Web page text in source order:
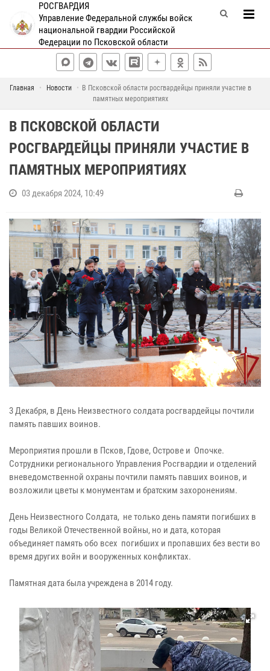
РОСГВАРДИЯ
Управление Федеральной службы войск
национальной гвардии Российской
Федерации по Псковской области
Главная Новости
В Псковской области росгвардейцы приняли участие в
памятных мероприятиях
В ПСКОВСКОЙ ОБЛАСТИ
РОСГВАРДЕЙЦЫ ПРИНЯЛИ УЧАСТИЕ В
ПАМЯТНЫХ МЕРОПРИЯТИЯХ
03 декабря 2024, 10:49
3 Декабря, в День Неизвестного солдата росгвардейцы почтили
память павших воинов.
Мероприятия прошли в Псков, Гдове, Острове и Опочке.
Сотрудники регионального Управления Росгвардии и отделений
вневедомственной охраны почтили память павших воинов, и
возложили цветы к монументам и братским захоронениям.
День Неизвестного Солдата, не только день памяти погибших в
годы Великой Отечественной войны, но и дата, которая
объединяет память обо всех погибших и пропавших без вести во
время других войн и вооруженных конфликтах.
Памятная дата была учреждена в 2014 году.